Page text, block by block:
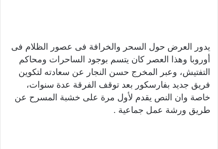
يدور العرض حول السحر والخرافة فى عصور الظلام فى
أوروبا وهذا العصر كان يتسم بوجود الساحرات ومحاكم
التفتيش، وعبر المخرج حسن النجار عن سعادته لتكوين
فريق جديد بفارسكور بعد توقف الفرقة عدة سنوات،
خاصة وان النص يقدم لأول مرة على خشبة المسرح عن
طريق ورشة عمل جماعية .